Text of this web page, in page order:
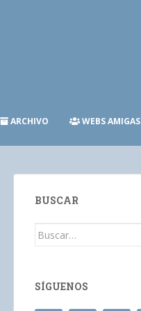
ARCHIVO WEBS AMIGAS
BUSCAR
Buscar:
SÍGUENOS